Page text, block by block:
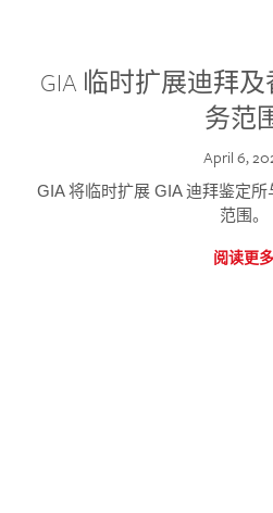
GIA 临时扩展迪拜
务范
April 6,
GIA 将临时扩展 GIA 迪拜鉴定
范围。
阅读更多